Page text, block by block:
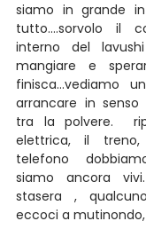
siamo in grande
tutto….sorvolo il
interno del
mangiare e
finisca…vediamo
arrancare in
tra la polvere.
elettrica, il treno,
telefono
siamo ancora
stasera ,
eccoci a mutinondo,